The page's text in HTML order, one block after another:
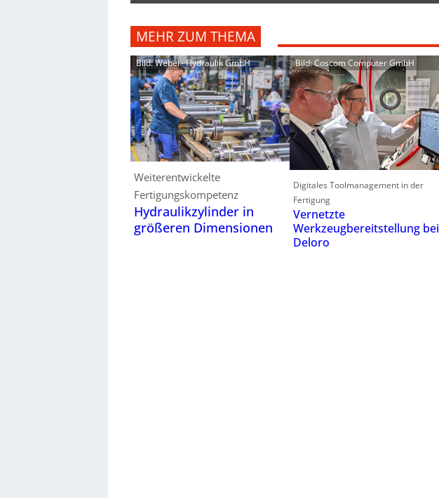
MEHR ZUM THEMA
Bild: Weber- Hydraulik GmbH
Weiterentwickelte
Fertigungskompetenz
Hydraulikzylinder in
größeren Dimensionen
Bild: Coscom Computer GmbH
Digitales Toolmanagement in der
Fertigung
Vernetzte
Werkzeugbereitstellung bei
Deloro